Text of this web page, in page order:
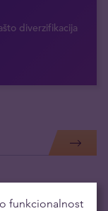
diverzifikacija
funkcionalnost